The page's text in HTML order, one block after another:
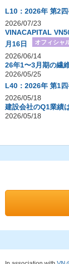
L10：2026年 第2
2026/07/23
VINACAPITAL
月16日
オフィシャ
2026/06/14
26年1〜3月期の繊
2026/05/25
L40：2026年 第1
2026/05/18
建設会社のQ1業績
2026/05/18